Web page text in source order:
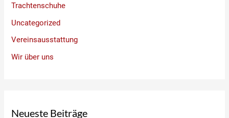
Trachtenschuhe
Uncategorized
Vereinsausstattung
Wir über uns
Neueste Beiträge